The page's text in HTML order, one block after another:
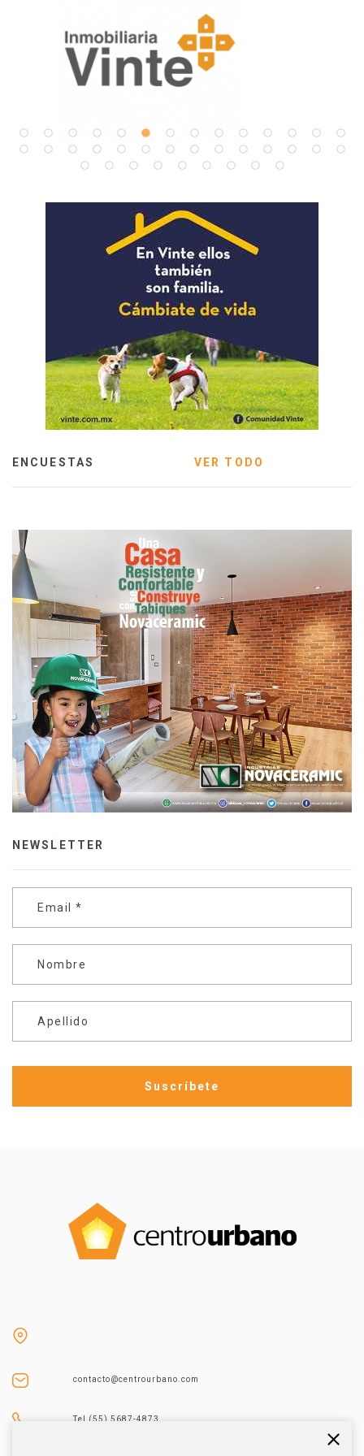
ENCUESTAS VER TODO
NEWSLETTER
Email *
Nombre
Apellido
contacto@centrourbano.com
Tel (55) 5687-4873